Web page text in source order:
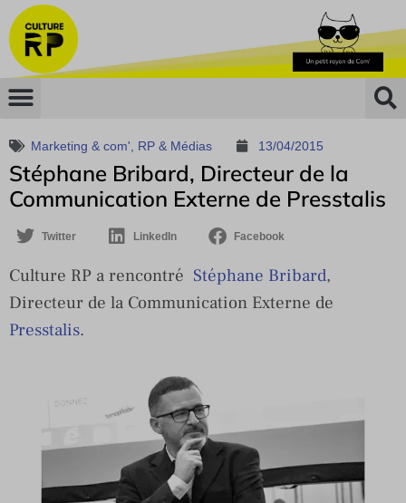
Marketing & com' RP & Médias 13/04/2015
Stéphane Bribard, Directeur de la
Communication Externe de Presstalis
Twitter LinkedIn Facebook
Culture RP a rencontré Stéphane Bribard,
Directeur de la Communication Externe de
Presstalis.